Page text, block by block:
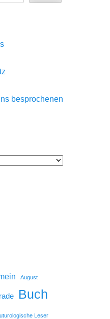
besprochenen
August
Buch
Leser